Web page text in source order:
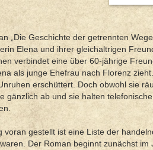
„Die Geschichte der getrennten
Elena und ihrer gleichaltrigen
verbindet eine über 60-jährige
als junge Ehefrau nach Florenz
erschüttert. Doch obwohl sie
gänzlich ab und sie halten
voran gestellt ist eine Liste der
Der Roman beginnt zunächst